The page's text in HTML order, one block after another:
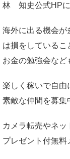
林 知史公式HP
海外に出る機会が
は損をしているこ
お金の勉強会など
楽しく稼いで自由
素敵な仲間を募集
カメラ転売やネ
プレゼント付無料